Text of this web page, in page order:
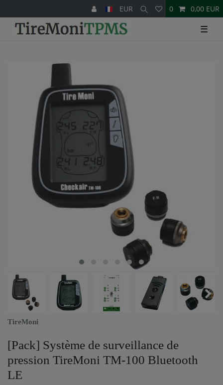
EUR 0 0,00 EUR
☰
TireMoni
[Pack] Système de surveillance de
pression TireMoni TM-100 Bluetooth
LE